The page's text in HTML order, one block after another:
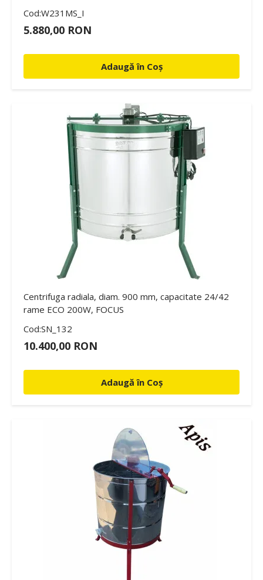
Cod:W231MS_I
5.880,00 RON
Adaugă în Coș
Centrifuga radiala, diam. 900 mm, capacitate 24/42
rame ECO 200W, FOCUS
Cod:SN_132
10.400,00 RON
Adaugă în Coș